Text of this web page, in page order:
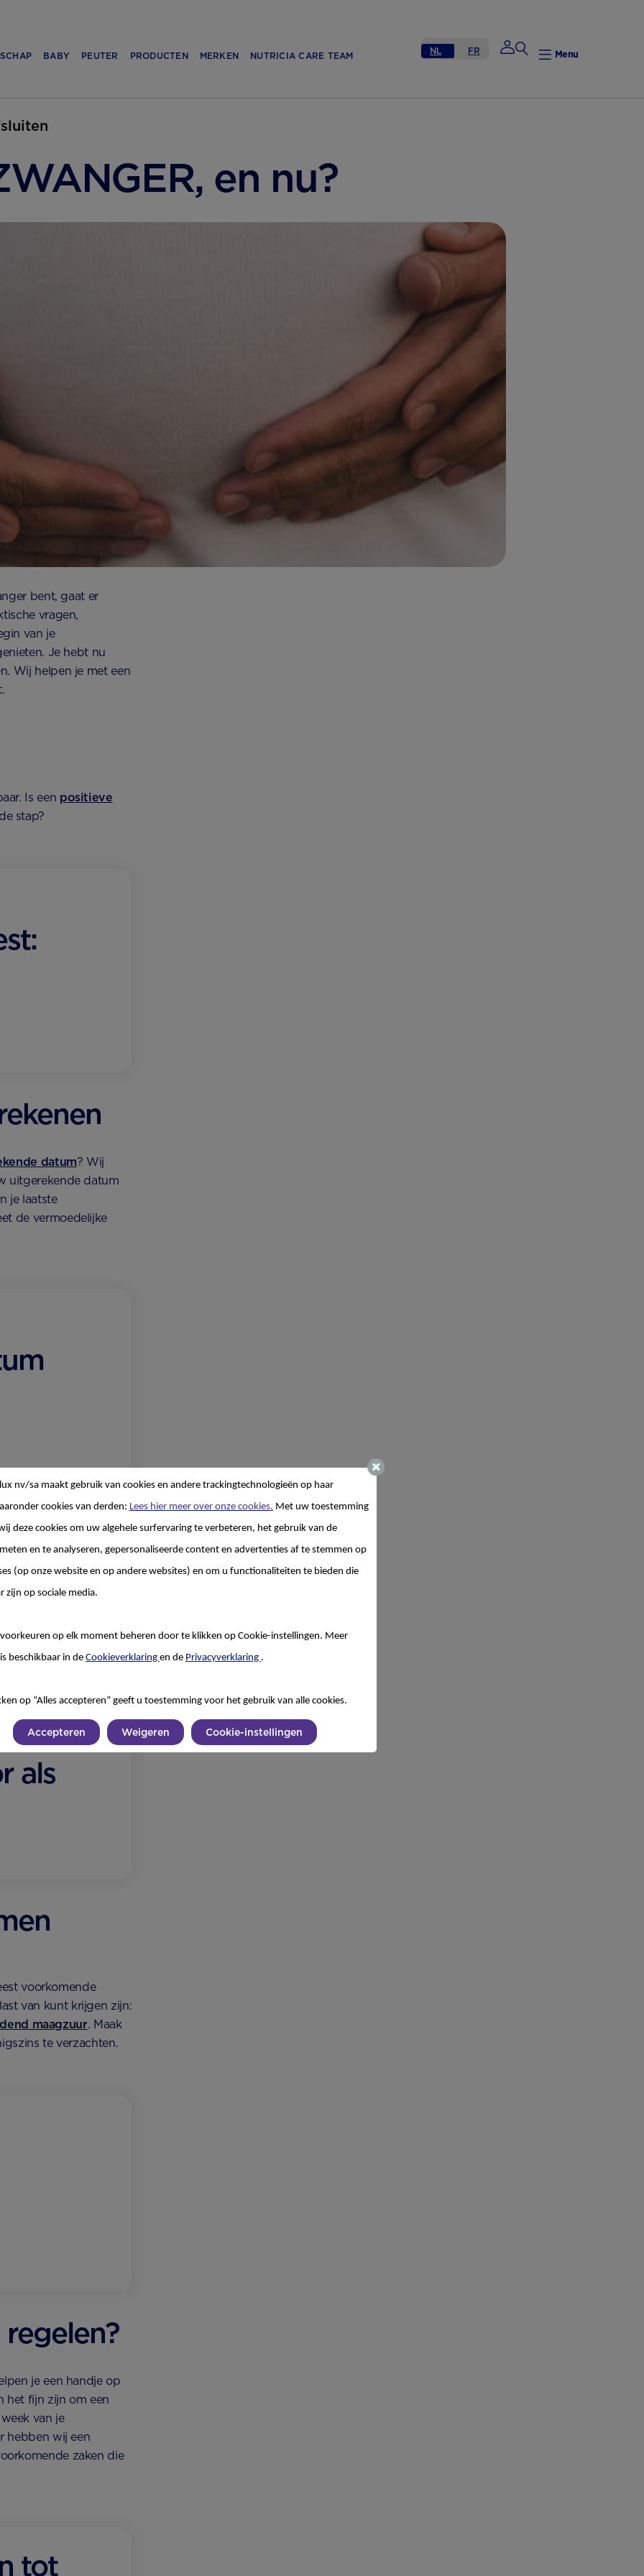
BABY PEUTER PRODUCTEN MERKEN NUTRICIA CARE TEAM
Mijn gegevens
NL FR Menu
en nu?
bent, gaat er
vragen,
van je
Je hebt nu
Wij helpen je met een
Is een positieve
stap?
datum? Wij
uitgerekende datum
je laatste
de vermoedelijke
jouw kind wordt.
Zie je door de
je zwangerschap
als
voorkomende
van kunt krijgen zijn:
maagzuur. Maak
te verzachten.
je een handje op
het fijn zijn om een
van je
hebben wij een
zaken die
tot
nv/sa maakt gebruik van cookies en andere trackingtechnologieën op haar
cookies van derden: Lees hier meer over onze cookies. Met uw toestemming
deze cookies om uw algehele surfervaring te verbeteren, het gebruik van de
en te analyseren, gepersonaliseerde content en advertenties af te stemmen op
(op onze website en op andere websites) en om u functionaliteiten te bieden die
zijn op sociale media.
op elk moment beheren door te klikken op Cookie-instellingen. Meer
beschikbaar in de Cookieverklaring en de Privacyverklaring .
op “Alles accepteren” geeft u toestemming voor het gebruik van alle cookies.
Accepteren Weigeren Cookie-instellingen